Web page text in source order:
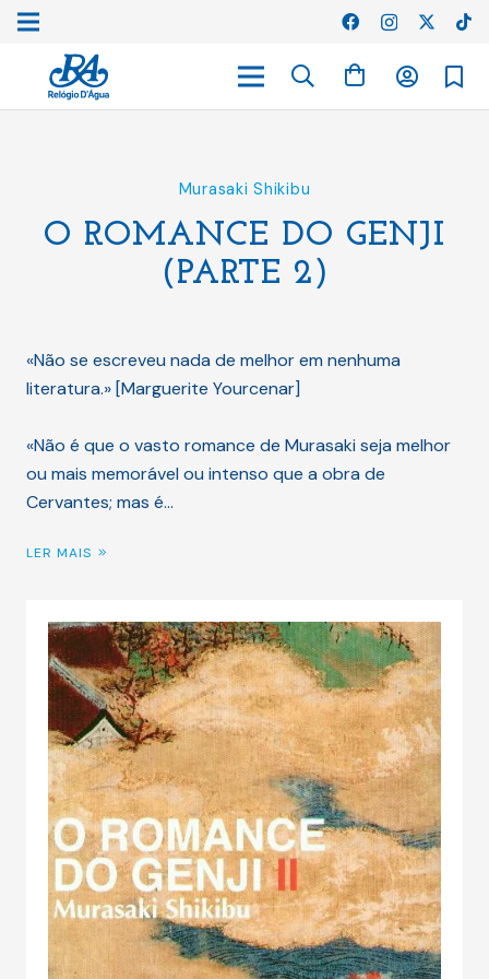
Murasaki Shikibu
O ROMANCE DO GENJI
(PARTE 2)
«Não se escreveu nada de melhor em nenhuma
literatura.» [Marguerite Yourcenar]
«Não é que o vasto romance de Murasaki seja melhor
ou mais memorável ou intenso que a obra de
Cervantes; mas é…
LER MAIS